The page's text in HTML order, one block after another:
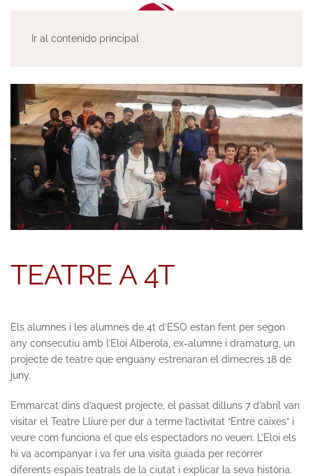
Ir al contenido principal
TEATRE A 4T
Els alumnes i les alumnes de 4t d’ESO estan fent per segon
any consecutiu amb l’Eloi Alberola, ex-alumne i dramaturg, un
projecte de teatre que enguany estrenaran el dimecres 18 de
juny.
Emmarcat dins d’aquest projecte, el passat dilluns 7 d’abril van
visitar el Teatre Lliure per dur a terme l’activitat “Entre caixes” i
veure com funciona el que els espectadors no veuen. L’Eloi els
hi va acompanyar i va fer una visita guiada per recórrer
diferents espais teatrals de la ciutat i explicar la seva història.